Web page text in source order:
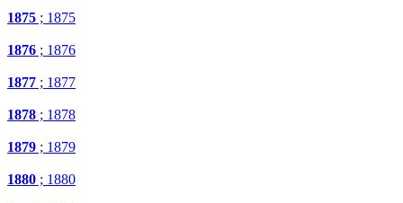
1875 ; 1875
1876 ; 1876
1877 ; 1877
1878 ; 1878
1879 ; 1879
1880 ; 1880